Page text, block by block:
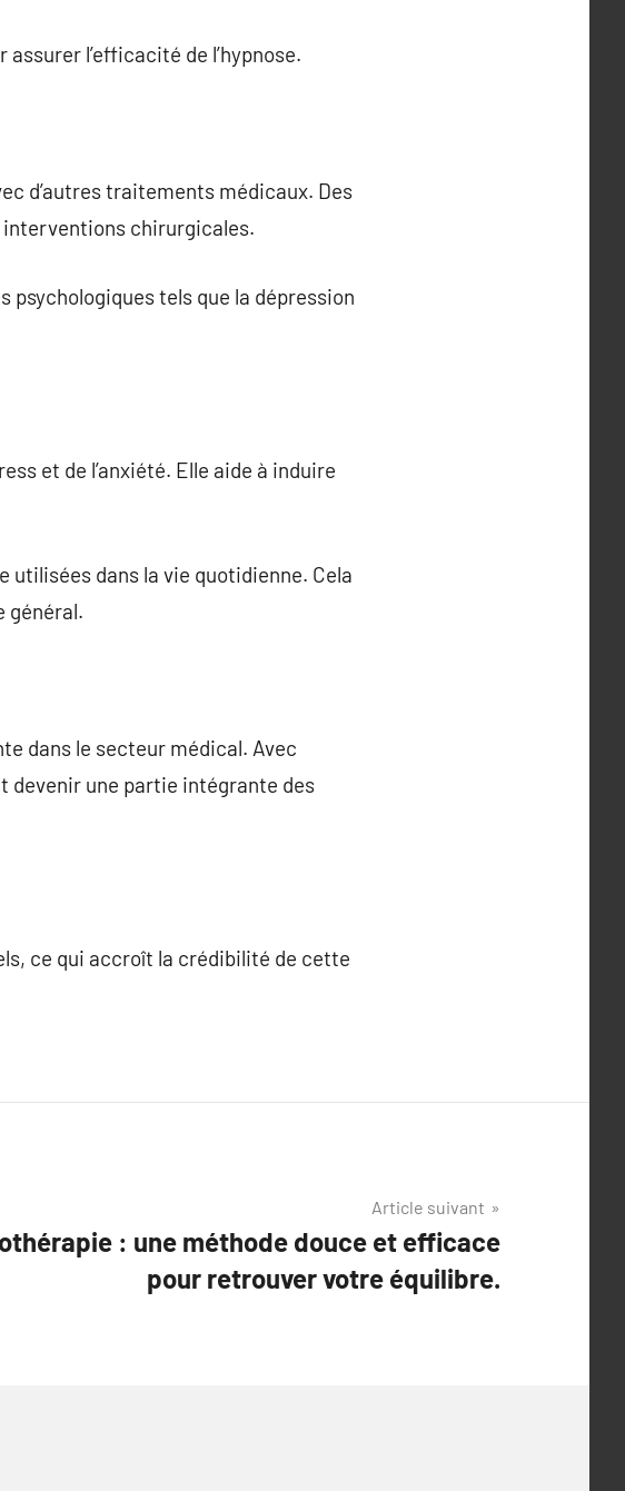
l’efficacité de l’hypnose.
d’autres traitements médicaux. Des
interventions chirurgicales.
psychologiques tels que la dépression
et de l’anxiété. Elle aide à induire
utilisées dans la vie quotidienne. Cela
général.
dans le secteur médical. Avec
devenir une partie intégrante des
ce qui accroît la crédibilité de cette
Article suivant
: une méthode douce et efficace
pour retrouver votre équilibre.